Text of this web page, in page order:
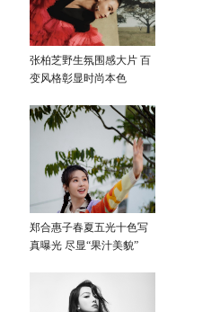
张柏芝野生氛围感大片 百
变风格彰显时尚本色
郑合惠子春夏五光十色写
真曝光 尽显“果汁美貌”